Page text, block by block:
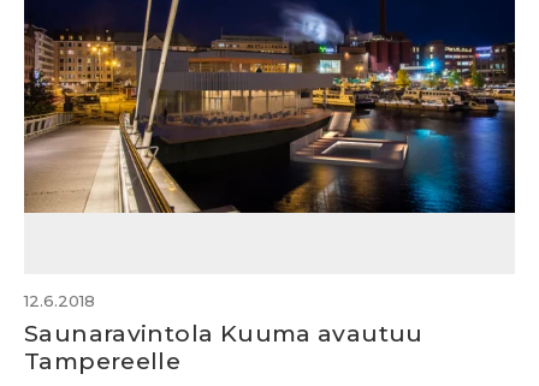
12.6.2018
Saunaravintola Kuuma avautuu
Tampereelle